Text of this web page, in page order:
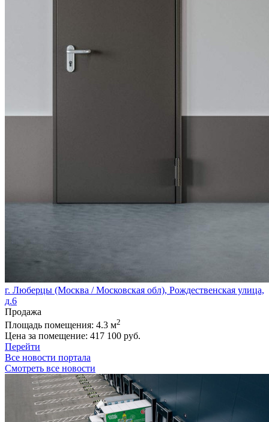
г. Люберцы (Москва / Московская обл), Рождественская улица,
д.6
Продажа
Площадь помещения: 4.3 м2
Цена за помещение: 417 100 руб.
Перейти
Все новости портала
Смотреть все новости